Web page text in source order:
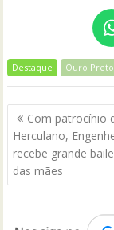
Destaque Ouro Preto
Navegação
de
Post
Com patrocínio
Herculano,
recebe grande
das mães